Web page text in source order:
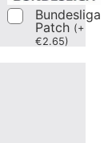
Bundesliga
Patch (+
€2.65)